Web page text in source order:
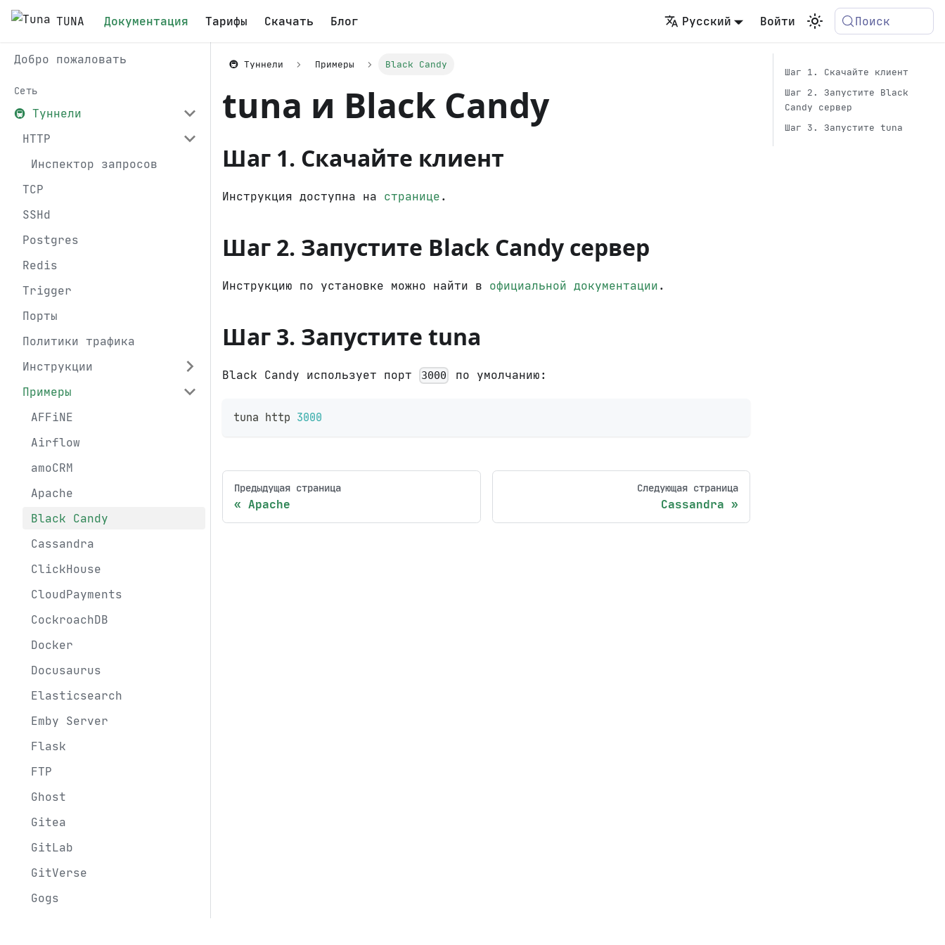
TUNA Документация Тарифы Скачать Блог Русский Войти Поиск
Добро пожаловать
Сеть
🚇 Туннели
HTTP
Инспектор запросов
TCP
SSHd
Postgres
Redis
Trigger
Порты
Политики трафика
Инструкции
Примеры
AFFiNE
Airflow
amoCRM
Apache
Black Candy
Cassandra
ClickHouse
CloudPayments
CockroachDB
Docker
Docusaurus
Elasticsearch
Emby Server
Flask
FTP
Ghost
Gitea
GitLab
GitVerse
Gogs
🚇 Туннели Примеры Black Candy
tuna и Black Candy
Шаг 1. Скачайте клиент
Инструкция доступна на странице .
Шаг 2. Запустите Black Candy сервер
Инструкцию по установке можно найти в официальной документации .
Шаг 3. Запустите tuna
Black Candy использует порт 3000 по умолчанию:
tuna http 3000
Предыдущая страница
Apache
Следующая страница
Cassandra
Шаг 1. Скачайте клиент
Шаг 2. Запустите Black
Candy сервер
Шаг 3. Запустите tuna